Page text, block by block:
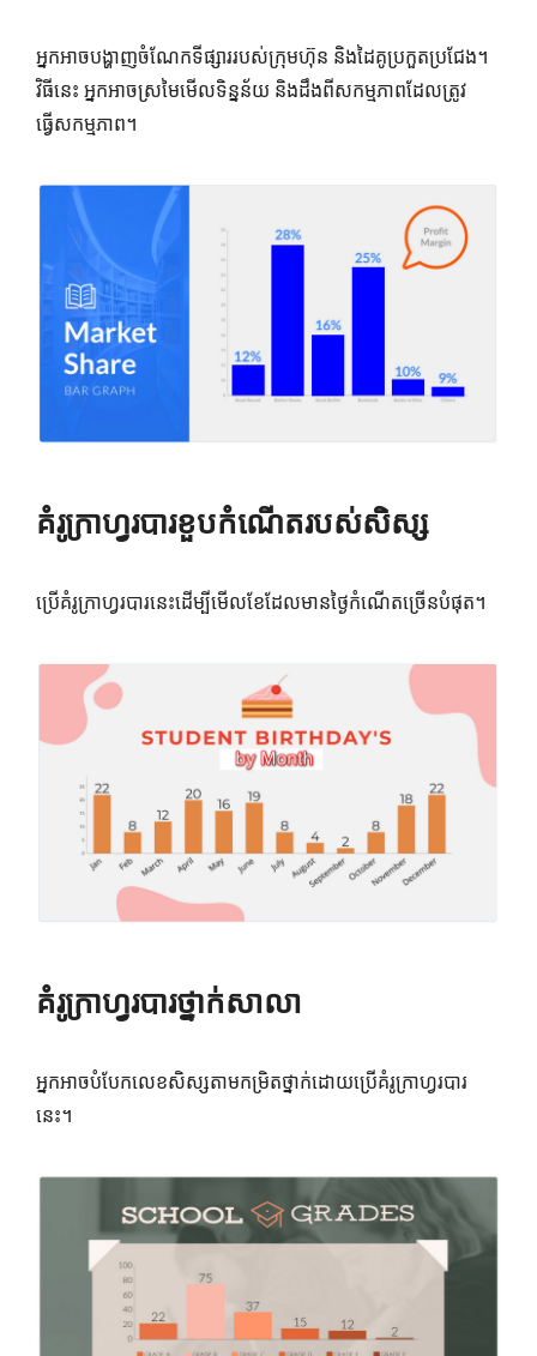
អ្នកអាចបង្ហាញចំណែកទីផ្សាររបស់ក្រុមហ៊ុន និងដៃគូប្រកួតប្រជែង។
វិធីនេះ អ្នកអាចស្រមៃមើលទិន្នន័យ និងដឹងពីសកម្មភាពដែលត្រូវ
ធ្វើសកម្មភាព។
គំរូក្រាហ្វរបារខួបកំណើតរបស់សិស្ស
ប្រើគំរូក្រាហ្វរបារនេះដើម្បីមើលខែដែលមានថ្ងៃកំណើតច្រើនបំផុត។
គំរូក្រាហ្វរបារថ្នាក់សាលា
អ្នកអាចបំបែកលេខសិស្សតាមកម្រិតថ្នាក់ដោយប្រើគំរូក្រាហ្វរបារ
នេះ។